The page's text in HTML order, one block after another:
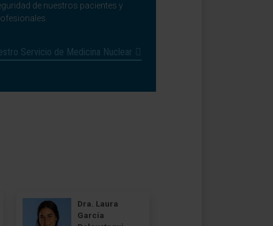
de nuestros pacientes y
Servicio de Medicina Nuclear
Dra. Laura
García